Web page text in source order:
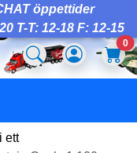
öppettider
T-T: 12-18 F: 12-15
0
ett